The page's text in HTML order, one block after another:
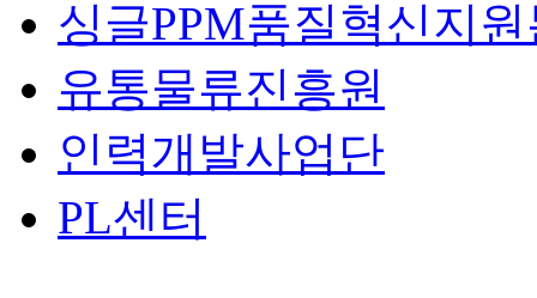
싱글PPM품질혁신지
유통물류진흥원
인력개발사업단
PL센터